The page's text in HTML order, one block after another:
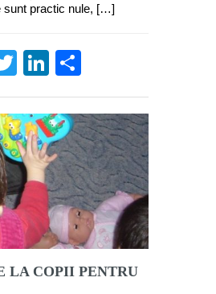
sunt practic nule, […]
TwitterLinkedIn
LA COPII PENTRU